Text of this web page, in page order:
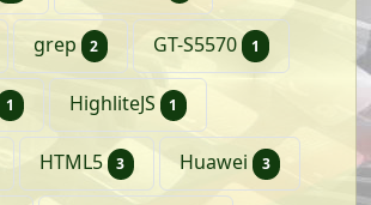
grep 2 artikelenGT-S5570 1 artikel
1 artikelHighliteJS 1 artikel
HTML5 3 artikelenHuawei 3 artikelen